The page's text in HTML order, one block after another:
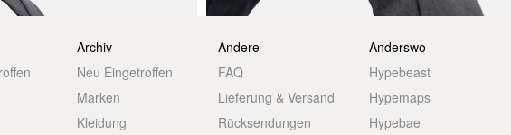
Archiv
Neu Eingetroffen
Marken
Kleidung
Andere
FAQ
Lieferung & Versand
Rücksendungen
Anderswo
Hypebeast
Hypemaps
Hypebae